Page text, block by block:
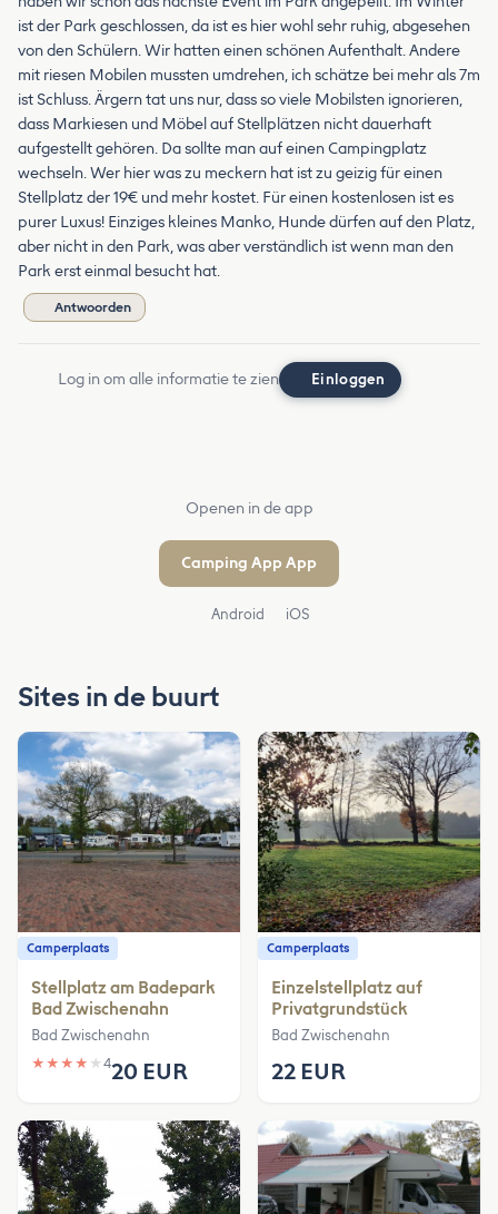
ist der Park geschlossen, da ist es hier wohl sehr ruhig, abgesehen
von den Schülern. Wir hatten einen schönen Aufenthalt. Andere
mit riesen Mobilen mussten umdrehen, ich schätze bei mehr als 7m
ist Schluss. Ärgern tat uns nur, dass so viele Mobilsten ignorieren,
dass Markiesen und Möbel auf Stellplätzen nicht dauerhaft
aufgestellt gehören. Da sollte man auf einen Campingplatz
wechseln. Wer hier was zu meckern hat ist zu geizig für einen
Stellplatz der 19€ und mehr kostet. Für einen kostenlosen ist es
purer Luxus! Einziges kleines Manko, Hunde dürfen auf den Platz,
aber nicht in den Park, was aber verständlich ist wenn man den
Park erst einmal besucht hat.
Antwoorden
Log in om alle informatie te zien Einloggen
Openen in de app
Camping App App
Android iOS
Sites in de buurt
Camperplaats
Stellplatz am Badepark
Bad Zwischenahn
Bad Zwischenahn
★ ★ ★ ★ ★ 420 EUR
Camperplaats
Einzelstellplatz auf
Privatgrundstück
Bad Zwischenahn
22 EUR